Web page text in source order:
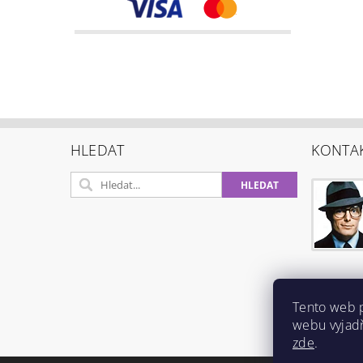
HLEDAT
Tento web
webu
zde.